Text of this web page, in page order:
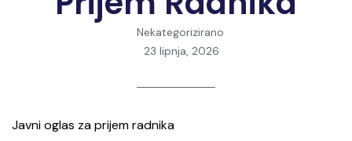
Nekategorizirano
23 lipnja, 2026
Javni oglas za prijem radnika